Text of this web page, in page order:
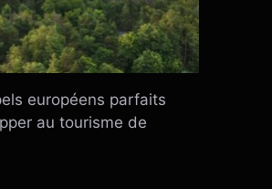
européens parfaits
au tourisme de